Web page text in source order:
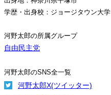
学歴・出身校：ジョージタウン大学
河野太郎の所属グループ
自由民主党
河野太郎のSNS全一覧
河野太郎X(ツイッター)